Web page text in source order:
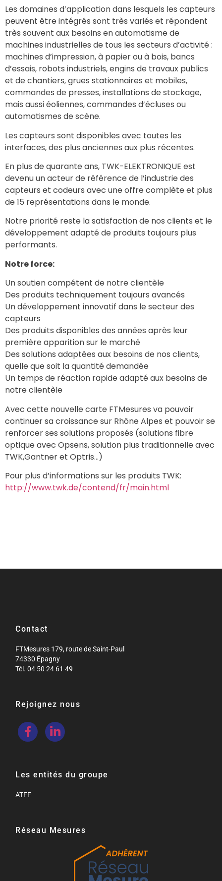
Les domaines d’application dans lesquels les capteurs
peuvent être intégrés sont très variés et répondent
très souvent aux besoins en automatisme de
machines industrielles de tous les secteurs d’activité :
machines d’impression, à papier ou à bois, bancs
d’essais, robots industriels, engins de travaux publics
et de chantiers, grues stationnaires et mobiles,
commandes de presses, installations de stockage,
mais aussi éoliennes, commandes d’écluses ou
automatismes de scène.
Les capteurs sont disponibles avec toutes les
interfaces, des plus anciennes aux plus récentes.
En plus de quarante ans, TWK-ELEKTRONIQUE est
devenu un acteur de référence de l’industrie des
capteurs et codeurs avec une offre complète et plus
de 15 représentations dans le monde.
Notre priorité reste la satisfaction de nos clients et le
développement adapté de produits toujours plus
performants.
Notre force:
Un soutien compétent de notre clientèle
Des produits techniquement toujours avancés
Un développement innovatif dans le secteur des
capteurs
Des produits disponibles des années après leur
première apparition sur le marché
Des solutions adaptées aux besoins de nos clients,
quelle que soit la quantité demandée
Un temps de réaction rapide adapté aux besoins de
notre clientèle
Avec cette nouvelle carte FTMesures va pouvoir
continuer sa croissance sur Rhône Alpes et pouvoir se
renforcer ses solutions proposés (solutions fibre
optique avec Opsens, solution plus traditionnelle avec
TWK,Gantner et Optris…)
Pour plus d’informations sur les produits TWK:
http://www.twk.de/contend/fr/main.html
Contact
FTMesures 179, route de Saint-Paul
74330 Épagny
Tél. 04 50 24 61 49
Rejoignez nous
Les entités du groupe
ATFF
Réseau Mesures​